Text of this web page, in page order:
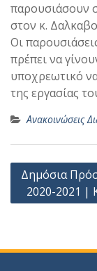
παρουσιάσουν
στον κ.
Οι
πρέπει να
υποχρεωτικό
της εργασίας
Ανακοινώσεις
Πλοήγηση
άρθρων
Δημόσια
2020-2021 |